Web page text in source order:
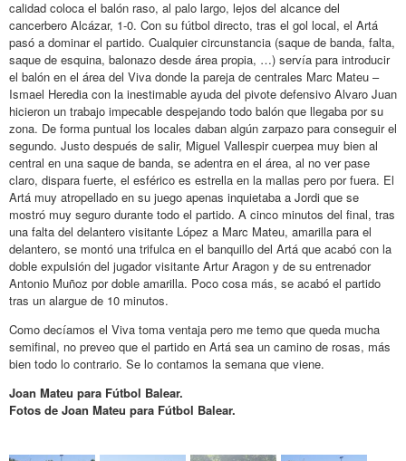
calidad coloca el balón raso, al palo largo, lejos del alcance del
cancerbero Alcázar, 1-0. Con su fútbol directo, tras el gol local, el Artá
pasó a dominar el partido. Cualquier circunstancia (saque de banda, falta,
saque de esquina, balonazo desde área propia, …) servía para introducir
el balón en el área del Viva donde la pareja de centrales Marc Mateu –
Ismael Heredia con la inestimable ayuda del pivote defensivo Alvaro Juan
hicieron un trabajo impecable despejando todo balón que llegaba por su
zona. De forma puntual los locales daban algún zarpazo para conseguir el
segundo. Justo después de salir, Miguel Vallespir cuerpea muy bien al
central en una saque de banda, se adentra en el área, al no ver pase
claro, dispara fuerte, el esférico es estrella en la mallas pero por fuera. El
Artá muy atropellado en su juego apenas inquietaba a Jordi que se
mostró muy seguro durante todo el partido. A cinco minutos del final, tras
una falta del delantero visitante López a Marc Mateu, amarilla para el
delantero, se montó una trifulca en el banquillo del Artá que acabó con la
doble expulsión del jugador visitante Artur Aragon y de su entrenador
Antonio Muñoz por doble amarilla. Poco cosa más, se acabó el partido
tras un alargue de 10 minutos.
Como decíamos el Viva toma ventaja pero me temo que queda mucha
semifinal, no preveo que el partido en Artá sea un camino de rosas, más
bien todo lo contrario. Se lo contamos la semana que viene.
Joan Mateu para Fútbol Balear.
Fotos de Joan Mateu para Fútbol Balear.